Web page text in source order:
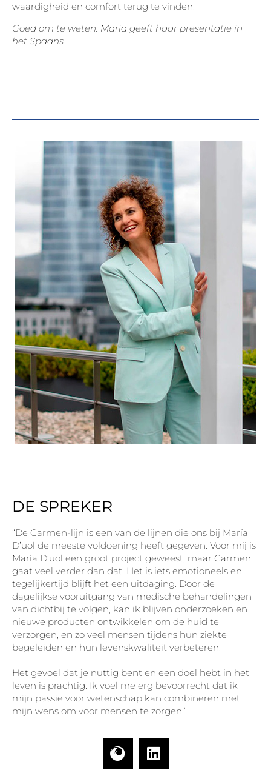
waardigheid en comfort terug te vinden.
Goed om te weten: Maria geeft haar presentatie in
het Spaans.
DE SPREKER
“De Carmen-lijn is een van de lijnen die ons bij María
D’uol de meeste voldoening heeft gegeven. Voor mij is
María D’uol een groot project geweest, maar Carmen
gaat veel verder dan dat. Het is iets emotioneels en
tegelijkertijd blijft het een uitdaging. Door de
dagelijkse vooruitgang van medische behandelingen
van dichtbij te volgen, kan ik blijven onderzoeken en
nieuwe producten ontwikkelen om de huid te
verzorgen, en zo veel mensen tijdens hun ziekte
begeleiden en hun levenskwaliteit verbeteren.
Het gevoel dat je nuttig bent en een doel hebt in het
leven is prachtig. Ik voel me erg bevoorrecht dat ik
mijn passie voor wetenschap kan combineren met
mijn wens om voor mensen te zorgen.”